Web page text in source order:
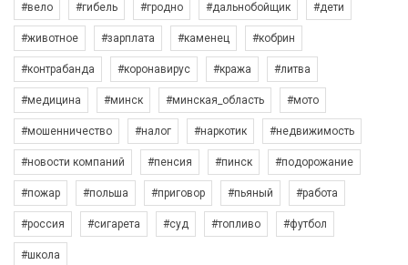
#вело #гибель #гродно #дальнобойщик #дети
#животное #зарплата #каменец #кобрин
#контрабанда #коронавирус #кража #литва
#медицина #минск #минская_область #мото
#мошенничество #налог #наркотик #недвижимость
#новости компаний #пенсия #пинск #подорожание
#пожар #польша #приговор #пьяный #работа
#россия #сигарета #суд #топливо #футбол
#школа